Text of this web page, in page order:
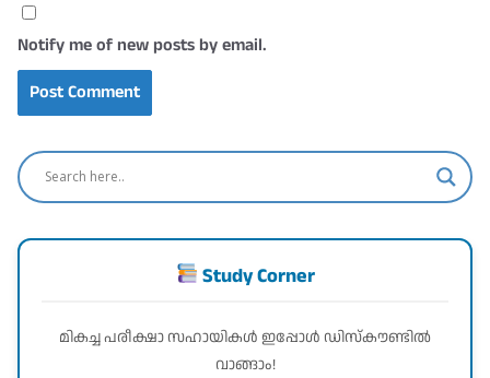
Notify me of new posts by email.
Study Corner
മികച്ച പരീക്ഷാ സഹായികൾ ഇപ്പോൾ ഡിസ്കൗണ്ടിൽ
വാങ്ങാം!